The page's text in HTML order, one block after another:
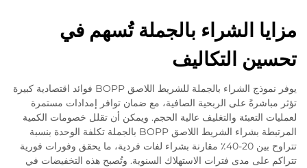
مزايا الشراء بالجملة تُسهم في
تحسين التكاليف
يوفر نموذج الشراء بالجملة للشريط اللاصق BOPP فوائد اقتصادية كبيرة
تؤثر مباشرةً على الربحية الصافية، مع ضمان توافر إمدادات مستمرة
لعمليات التعبئة والتغليف عالية الحجم. ويمكن أن تقلل خصومات الكمية
المرتبطة بشراء الشريط اللاصق BOPP بالجملة تكلفة الوحدة بنسبة
تتراوح بين 20-40٪ مقارنة بشراء لفات فردية، ما يحقق وفورات فورية
تتراكم على مدى فترات الاستهلاك السنوية. وتُصبح هذه التخفيضات في